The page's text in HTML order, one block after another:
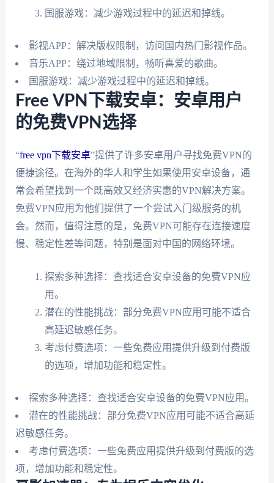
国服游戏：减少游戏过程中的延迟和掉线。
影视APP：解决版权限制，访问国内热门影视作品。
音乐APP：绕过地域限制，畅听喜爱的歌曲。
国服游戏：减少游戏过程中的延迟和掉线。
Free VPN下载安卓：安卓用户
的免费VPN选择
“free vpn下载安卓”提供了许多安卓用户寻找免费VPN的
便捷途径。在海外的华人和学生如果使用安卓设备，通
常会希望找到一个既高效又经济实惠的VPN解决方案。
免费VPN应用为他们提供了一个尝试入门级服务的机
会。然而，值得注意的是，免费VPN可能存在连接速度
慢、稳定性差等问题，特别是面对中国的网络环境。
探索多种选择：查找适合安卓设备的免费VPN应
用。
潜在的性能挑战：部分免费VPN应用可能不适合
高延迟敏感任务。
考虑付费选项：一些免费应用提供升级到付费版
的选项，增加功能和稳定性。
探索多种选择：查找适合安卓设备的免费VPN应用。
潜在的性能挑战：部分免费VPN应用可能不适合高延
迟敏感任务。
考虑付费选项：一些免费应用提供升级到付费版的选
项，增加功能和稳定性。